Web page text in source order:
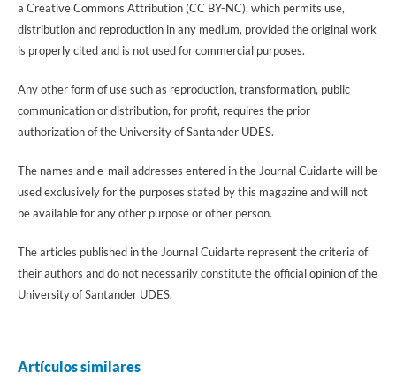
a Creative Commons Attribution (CC BY-NC), which permits use,
distribution and reproduction in any medium, provided the original work
is properly cited and is not used for commercial purposes.
Any other form of use such as reproduction, transformation, public
communication or distribution, for profit, requires the prior
authorization of the University of Santander UDES.
The names and e-mail addresses entered in the Journal Cuidarte will be
used exclusively for the purposes stated by this magazine and will not
be available for any other purpose or other person.
The articles published in the Journal Cuidarte represent the criteria of
their authors and do not necessarily constitute the official opinion of the
University of Santander UDES.
Artículos similares